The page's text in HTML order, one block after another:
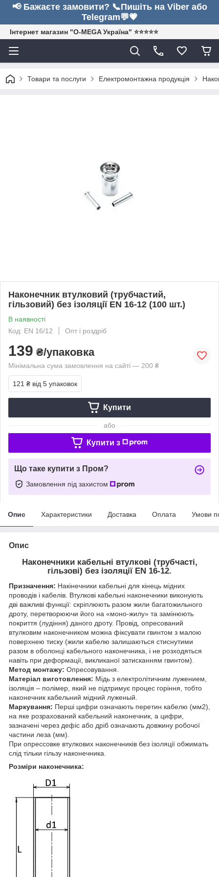
📢 Бажаєте замовити? 📞Пишіть на Viber або
Telegram💬💗
Інтернет магазин "O-MEGA Україна" ⭐⭐⭐⭐⭐
Товари та послуги Електромонтажна продукція
Наконечник втулковий (трубчастий,
гільзовий) без ізоляції EN 16-12 (100 шт.)
В наявності
Код: EN 16/12
Опт і роздріб
139 ₴/упаковка
Мінімальна сума замовлення на сайті — 200 ₴
121 ₴ від 5 упаковок
Купити
або
Купити з
Що таке купити з Пром?
Замовлення під захистом
Опис Характеристики Доставка Оплата Умови
Опис
Наконечники кабельні втулкові (трубчасті,
гільзові) без ізоляції EN 16-12.
Призначення: Накінечники кабельні для кінець мідних
проводів і кабелів. Втулкові кабельні наконечники виконують
дві важливі функції: скріплюють разом жили багатожильного
дроту, перетворюючи його на «моно-жилу» та замінюють
покриття (лудіння) даного дроту. Провід, опресований
втулковим наконечником можна фіксувати гвинтом з малою
поверхнею тиску (жили кабелю залишаються стиснутими
разом в оболонці кабельного наконечника, і не розходяться
навіть при деформації, викликаної затисканням гвинтом).
Метод монтажу: Опресовування.
Матеріал виготовлення: Мідь з електролітичним лужением,
ізоляція – полімер, який не підтримує процес горіння, тобто
наконечник кабельний мідний луженый.
Маркування: Перші цифри означають перетин кабелю (мм2),
на яке розрахований кабельний наконечник, а цифри,
зазначені через дефіс або дріб означають довжину робочої
частини леза (мм).
При опрессовке втулкових наконечників без ізоляції обжимать
слід тільки гільзу наконечника.
Розміри наконечника: